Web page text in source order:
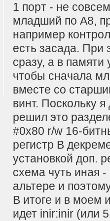
1 порт - не
младший по A8,
например
есть засада. При
сразу, а в
чтобы сначала
вместе со
винт. Поскольку
решил это
#0x80 r/w 16-
регистр B
установкой доп.
схема чуть иная
альтере и
В итоге и в моем
идет inir:inir (или